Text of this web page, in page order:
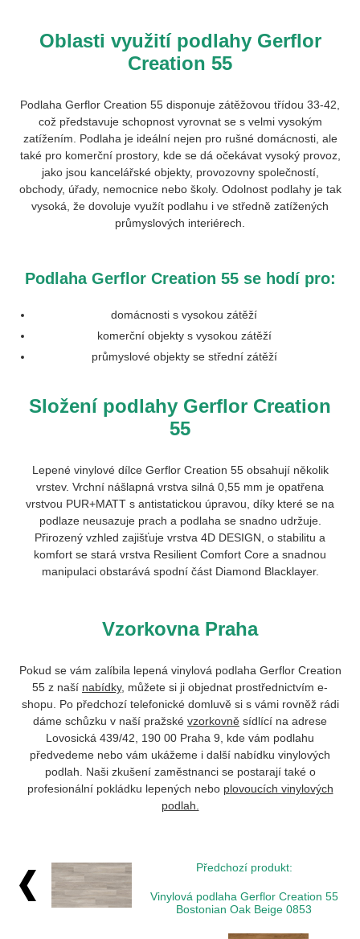
Oblasti využití podlahy Gerflor
Creation 55
Podlaha Gerflor Creation 55 disponuje zátěžovou třídou 33-42,
což představuje schopnost vyrovnat se s velmi vysokým
zatížením. Podlaha je ideální nejen pro rušné domácnosti, ale
také pro komerční prostory, kde se dá očekávat vysoký provoz,
jako jsou kancelářské objekty, provozovny společností,
obchody, úřady, nemocnice nebo školy. Odolnost podlahy je tak
vysoká, že dovoluje využít podlahu i ve středně zatížených
průmyslových interiérech.
Podlaha Gerflor Creation 55 se hodí pro:
domácnosti s vysokou zátěží
komerční objekty s vysokou zátěží
průmyslové objekty se střední zátěží
Složení podlahy Gerflor Creation
55
Lepené vinylové dílce Gerflor Creation 55 obsahují několik
vrstev. Vrchní nášlapná vrstva silná 0,55 mm je opatřena
vrstvou PUR+MATT s antistatickou úpravou, díky které se na
podlaze neusazuje prach a podlaha se snadno udržuje.
Přirozený vzhled zajišťuje vrstva 4D DESIGN, o stabilitu a
komfort se stará vrstva Resilient Comfort Core a snadnou
manipulaci obstarává spodní část Diamond Blacklayer.
Vzorkovna Praha
Pokud se vám zalíbila lepená vinylová podlaha Gerflor Creation
55 z naší nabídky, můžete si ji objednat prostřednictvím e-
shopu. Po předchozí telefonické domluvě si s vámi rovněž rádi
dáme schůzku v naší pražské vzorkovně sídlící na adrese
Lovosická 439/42, 190 00 Praha 9, kde vám podlahu
předvedeme nebo vám ukážeme i další nabídku vinylových
podlah. Naši zkušení zaměstnanci se postarají také o
profesionální pokládku lepených nebo plovoucích vinylových
podlah.
Předchozí produkt:
Vinylová podlaha Gerflor Creation 55
Bostonian Oak Beige 0853